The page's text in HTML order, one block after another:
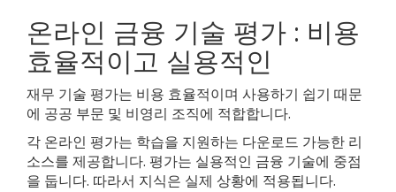
온라인 금융 기술 평가 : 비용
효율적이고 실용적인
재무 기술 평가는 비용 효율적이며 사용하기 쉽기 때문
에 공공 부문 및 비영리 조직에 적합합니다.
각 온라인 평가는 학습을 지원하는 다운로드 가능한 리
소스를 제공합니다. 평가는 실용적인 금융 기술에 중점
을 둡니다. 따라서 지식은 실제 상황에 적용됩니다.